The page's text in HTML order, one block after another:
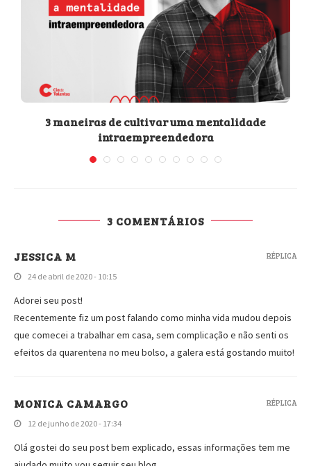
3 maneiras de cultivar uma mentalidade
intraempreendedora
3 COMENTÁRIOS
JESSICA M
24 de abril de 2020 - 10:15
Adorei seu post!
Recentemente fiz um post falando como minha vida mudou depois
que comecei a trabalhar em casa, sem complicação e não senti os
efeitos da quarentena no meu bolso, a galera está gostando muito!
RÉPLICA
MONICA CAMARGO
12 de junho de 2020 - 17:34
Olá gostei do seu post bem explicado, essas informações tem me
RÉPLICA